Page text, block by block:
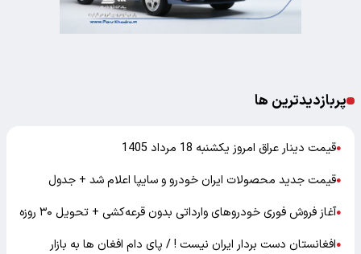
پربازدیدترین ها
●قیمت دینار عراق امروز یکشنبه 18 مرداد 1405
●قیمت جدید محصولات ایران خودرو و سایپا اعلام شد + جدول
●آغاز فروش فوری خودروهای وارداتی بدون قرعه‌کشی + تحویل ۳۰ روزه
●افغانستان دست بردار ایران نیست ! / پای دام افغان ها به بازار